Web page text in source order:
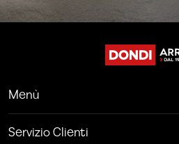
Menù
Servizio Clienti